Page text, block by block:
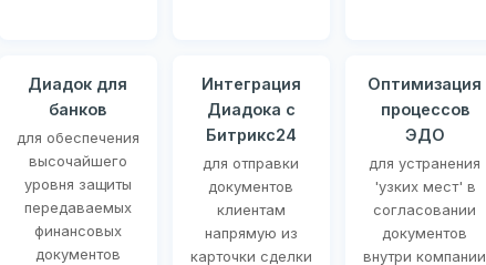
Диадок для
банков
для обеспечения
высочайшего
уровня защиты
передаваемых
финансовых
документов
Интеграция
Диадока с
Битрикс24
для отправки
документов
клиентам
напрямую из
карточки сделки
Оптимизация
процессов
ЭДО
для устранения
'узких мест' в
согласовании
документов
внутри компании